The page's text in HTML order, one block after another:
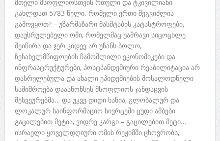
მთელი მსოფლიოსთვის რთული და ტკივილიანი
გახლდათ 5783 წელი. რომელი ერთი შეგვიძლია
გამოვყოთ? – უზარმაზარი მასშტაბის კატასტროფები,
დაუსრულებელი ომი, რომელმაც უამრავი სიცოცხლე
შეიწირა და ჯერ კიდევ არ უჩანს ბოლო,
ზესახელმწიფოების ჩამოშლილი ეკონომიკები და
ინფრასტრუქტურები, პოსტპანდემიური რეაბილიტაცია არ
დასრულებულა და ახალი ეპიდემიების მოსალოდნელი
საშიშროება დააანონსეს მსოფლიოს ჯანდაცვის
მესვეურებმა… და უკვე დიდი ხანია, გლობალურ და
ლოკალურ საინფორმაციო სივრცეში ცუდი ამბები
გაცილებით მეტია, ვიდრე კარგი – გაცილებით მეტი…
ისრაელი ყოველდღიური ომის რეჟიმში ცხოვრობს,